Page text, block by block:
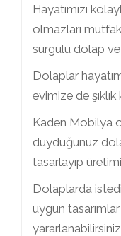
Hayatımızı
olmazları
sürgülü dolap ve
Dolaplar
evimize de şıklık
Kaden Mobilya
duyduğunuz
tasarlayıp
Dolaplarda
uygun